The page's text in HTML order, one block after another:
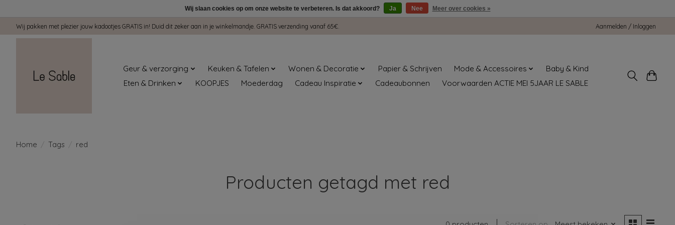
Wij pakken met plezier jouw kadootjes GRATIS in! Duid dit zeker aan in je winkelmandje. GRATIS verzending vanaf 65€. Aanmelden / Inloggen
Geur & verzorging Keuken & Tafelen Wonen & Decoratie Papier & Schrijven Mode & Accessoires
Baby & Kind
Eten & Drinken
KOOPJES Moederdag Cadeau Inspiratie Cadeaubonnen Voorwaarden ACTIE MEI 5JAAR LE SABLE
Home / Tags / red
Producten getagd met red
Wij slaan cookies op om onze website te verbeteren. Is dat akkoord? Ja Nee Meer over cookies »